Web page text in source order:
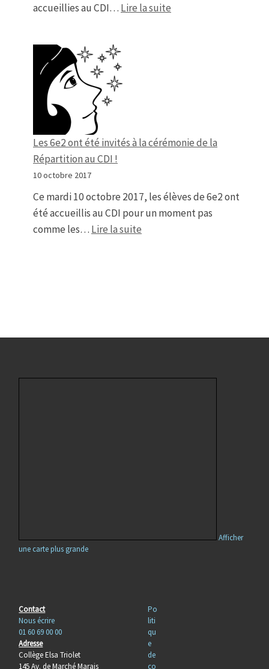
accueillies au CDI… Lire la suite
Les 6e2 ont été invités à la cérémonie de la
Répartition au CDI !
10 octobre 2017
Ce mardi 10 octobre 2017, les élèves de 6e2 ont
été accueillis au CDI pour un moment pas
comme les… Lire la suite
Afficher
une carte plus grande
Contact
Nous écrire
01 60 69 00 00
Adresse
Collège Elsa Triolet
145 Av. de Marché Marais
Po
liti
qu
e
de
co